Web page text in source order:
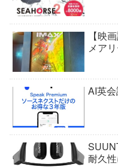
【映
メア
AI英
耐久